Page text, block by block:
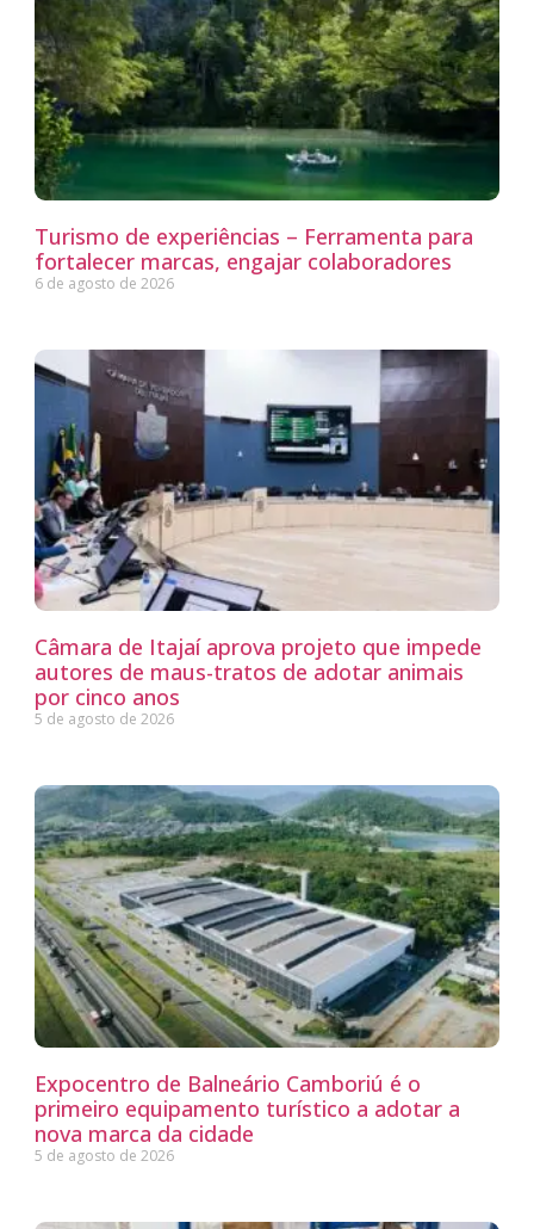
Turismo de experiências – Ferramenta para
fortalecer marcas, engajar colaboradores
6 de agosto de 2026
Câmara de Itajaí aprova projeto que impede
autores de maus-tratos de adotar animais
por cinco anos
5 de agosto de 2026
Expocentro de Balneário Camboriú é o
primeiro equipamento turístico a adotar a
nova marca da cidade
5 de agosto de 2026